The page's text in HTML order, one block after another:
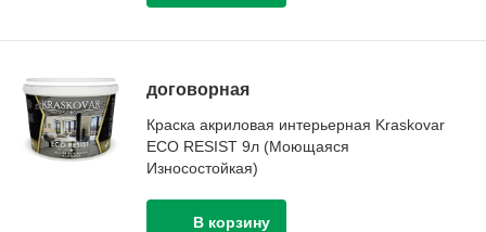
договорная
Краска акриловая интерьерная Kraskovar
ECO RESIST 9л (Моющаяся
Износостойкая)